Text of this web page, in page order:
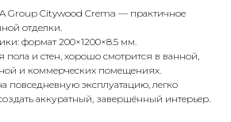
Group Citywood Crema — практичное
отделки.
формат 200×1200×8.5 мм.
пола и стен, хорошо смотрится в ванной,
и коммерческих помещениях.
повседневную эксплуатацию, легко
аккуратный, завершённый интерьер.